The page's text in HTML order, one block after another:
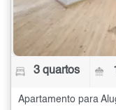
3 quartos
Apartamento para